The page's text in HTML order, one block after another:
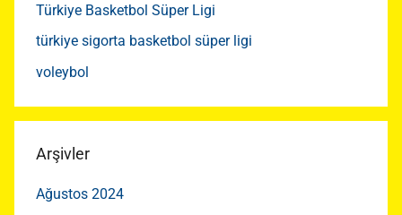
Türkiye Basketbol Süper Ligi
türkiye sigorta basketbol süper ligi
voleybol
Arşivler
Ağustos 2024